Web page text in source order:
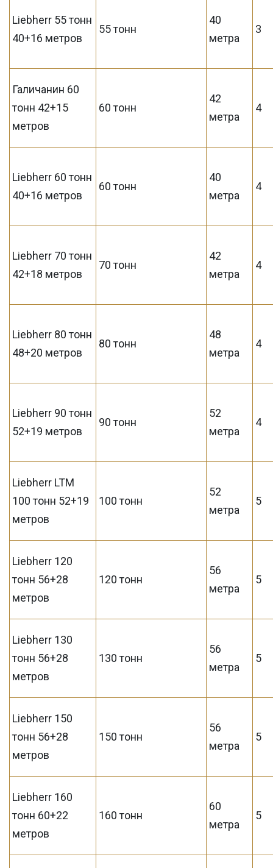
Liebherr 55 тонн
40+16 метров
55 тонн
40
метра
3
Галичанин 60
тонн 42+15
метров
60 тонн
42
метра
4
Liebherr 60 тонн
40+16 метров
60 тонн
40
метра
4
Liebherr 70 тонн
42+18 метров
70 тонн
42
метра
4
Liebherr 80 тонн
48+20 метров
80 тонн
48
метра
4
Liebherr 90 тонн
52+19 метров
90 тонн
52
метра
4
Liebherr LTM
100 тонн 52+19
метров
100 тонн
52
метра
5
Liebherr 120
тонн 56+28
метров
120 тонн
56
метра
5
Liebherr 130
тонн 56+28
метров
130 тонн
56
метра
5
Liebherr 150
тонн 56+28
метров
150 тонн
56
метра
5
Liebherr 160
тонн 60+22
метров
160 тонн
60
метра
5